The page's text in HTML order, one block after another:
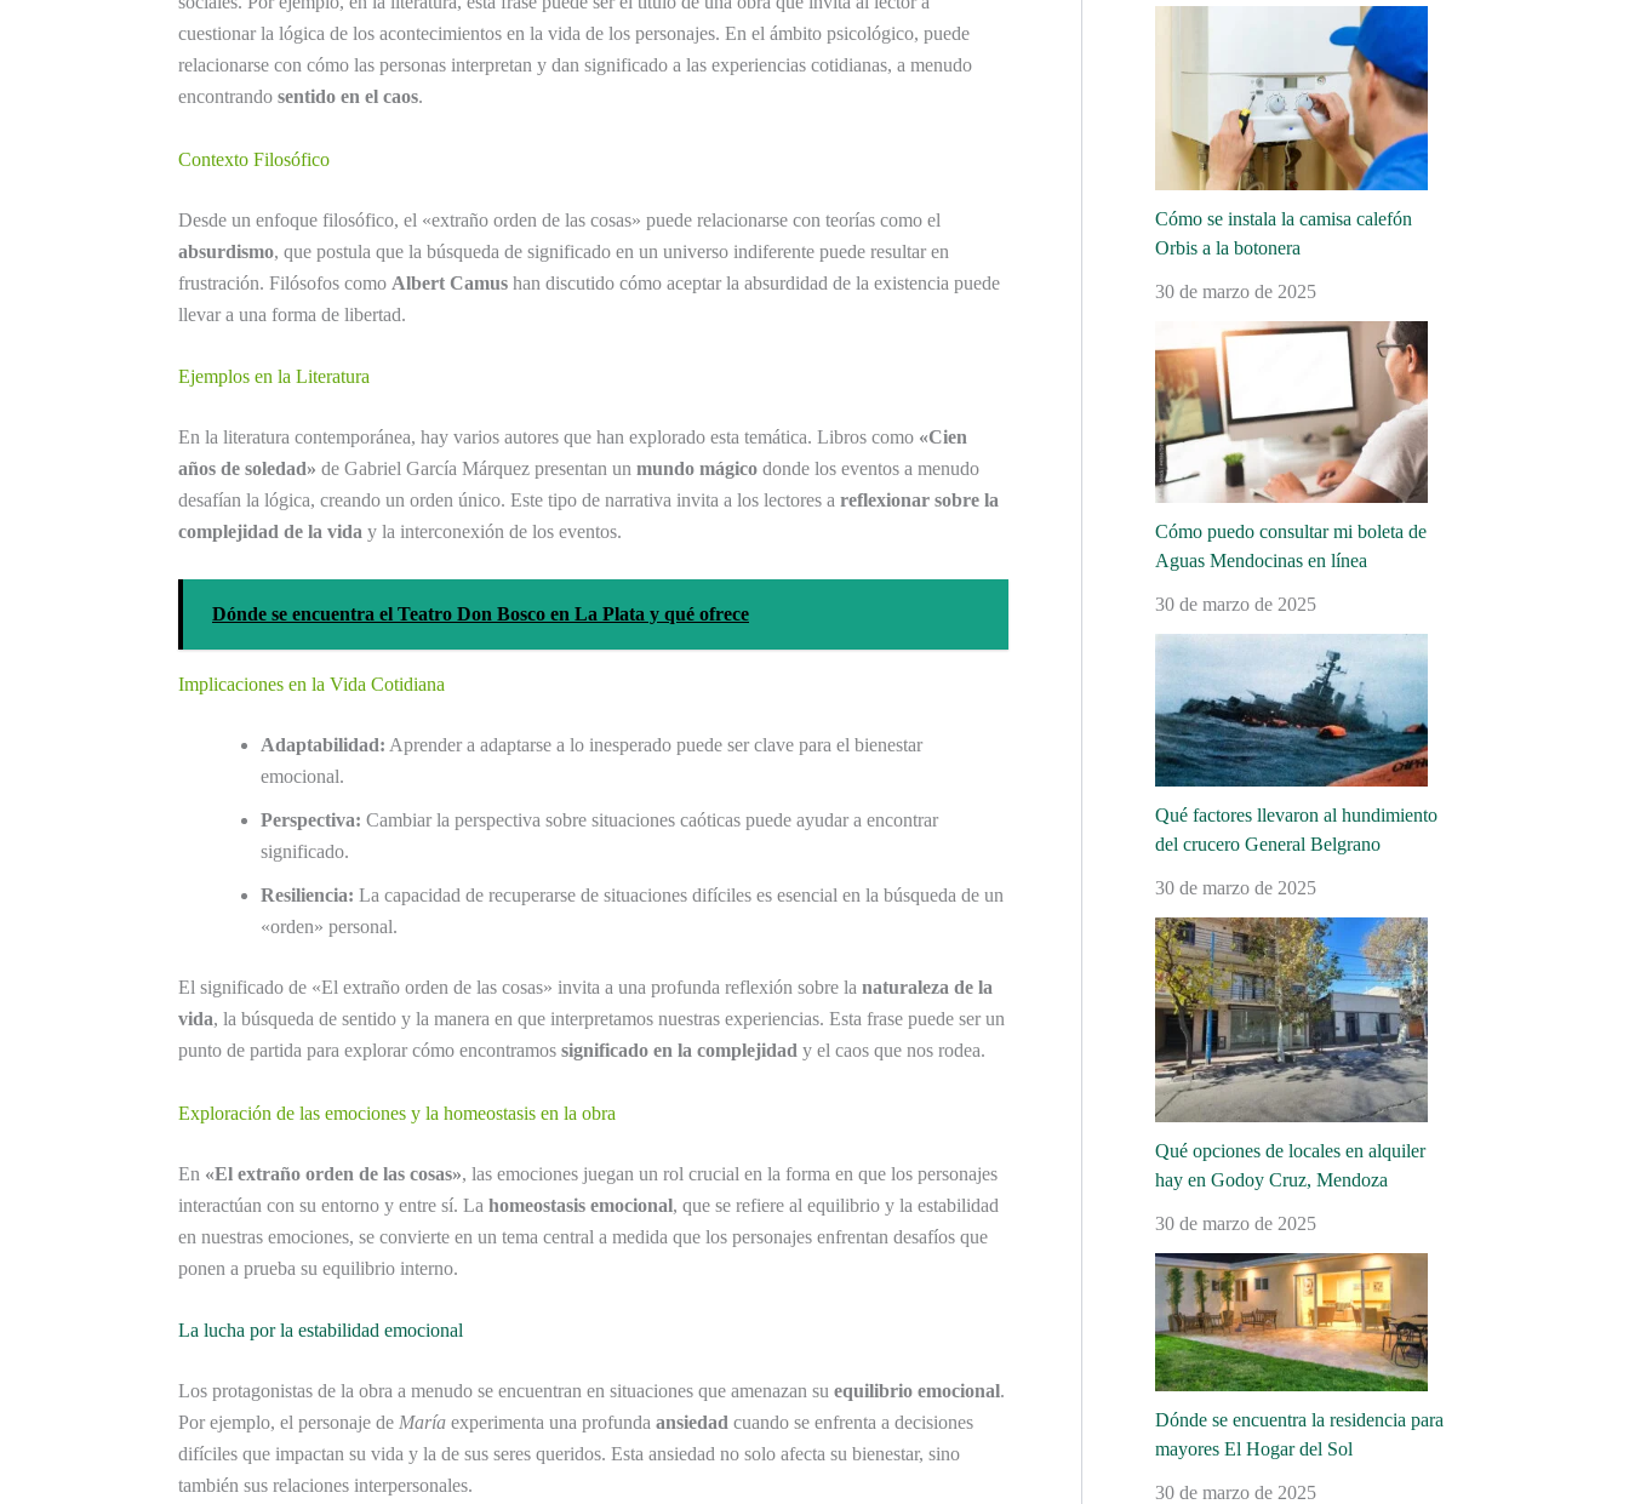
cuestionar la lógica de los acontecimientos en la vida de los personajes. En el ámbito psicológico, puede
relacionarse con cómo las personas interpretan y dan significado a las experiencias cotidianas, a menudo
encontrando sentido en el caos.
Contexto Filosófico
Desde un enfoque filosófico, el «extraño orden de las cosas» puede relacionarse con teorías como el
absurdismo, que postula que la búsqueda de significado en un universo indiferente puede resultar en
frustración. Filósofos como Albert Camus han discutido cómo aceptar la absurdidad de la existencia puede
llevar a una forma de libertad.
Ejemplos en la Literatura
En la literatura contemporánea, hay varios autores que han explorado esta temática. Libros como «Cien
años de soledad» de Gabriel García Márquez presentan un mundo mágico donde los eventos a menudo
desafían la lógica, creando un orden único. Este tipo de narrativa invita a los lectores a reflexionar sobre la
complejidad de la vida y la interconexión de los eventos.
Dónde se encuentra el Teatro Don Bosco en La Plata y qué ofrece
Implicaciones en la Vida Cotidiana
Adaptabilidad: Aprender a adaptarse a lo inesperado puede ser clave para el bienestar
emocional.
Perspectiva: Cambiar la perspectiva sobre situaciones caóticas puede ayudar a encontrar
significado.
Resiliencia: La capacidad de recuperarse de situaciones difíciles es esencial en la búsqueda de un
«orden» personal.
El significado de «El extraño orden de las cosas» invita a una profunda reflexión sobre la naturaleza de la
vida, la búsqueda de sentido y la manera en que interpretamos nuestras experiencias. Esta frase puede ser un
punto de partida para explorar cómo encontramos significado en la complejidad y el caos que nos rodea.
Exploración de las emociones y la homeostasis en la obra
En «El extraño orden de las cosas», las emociones juegan un rol crucial en la forma en que los personajes
interactúan con su entorno y entre sí. La homeostasis emocional, que se refiere al equilibrio y la estabilidad
en nuestras emociones, se convierte en un tema central a medida que los personajes enfrentan desafíos que
ponen a prueba su equilibrio interno.
La lucha por la estabilidad emocional
Los protagonistas de la obra a menudo se encuentran en situaciones que amenazan su equilibrio emocional.
Por ejemplo, el personaje de María experimenta una profunda ansiedad cuando se enfrenta a decisiones
difíciles que impactan su vida y la de sus seres queridos. Esta ansiedad no solo afecta su bienestar, sino
también sus relaciones interpersonales.
Cómo se instala la camisa calefón
Orbis a la botonera
30 de marzo de 2025
Cómo puedo consultar mi boleta de
Aguas Mendocinas en línea
30 de marzo de 2025
Qué factores llevaron al hundimiento
del crucero General Belgrano
30 de marzo de 2025
Qué opciones de locales en alquiler
hay en Godoy Cruz, Mendoza
30 de marzo de 2025
Dónde se encuentra la residencia para
mayores El Hogar del Sol
30 de marzo de 2025